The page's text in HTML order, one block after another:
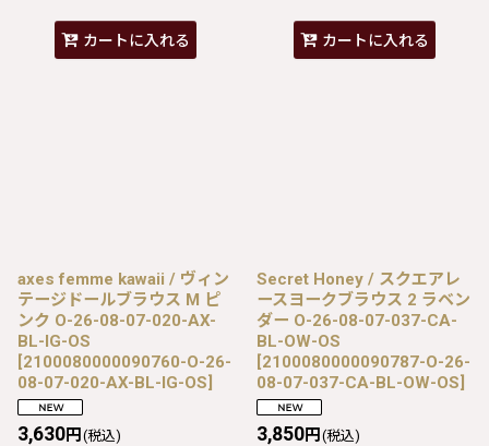
カートに入れる カートに入れる
axes femme kawaii / ヴィン
テージドールブラウス M ピ
ンク O-26-08-07-020-AX-
BL-IG-OS
[2100080000090760-O-26-
08-07-020-AX-BL-IG-OS]
3,630円 (税込)
Secret Honey / スクエアレ
ースヨークブラウス 2 ラベン
ダー O-26-08-07-037-CA-
BL-OW-OS
[2100080000090787-O-26-
08-07-037-CA-BL-OW-OS]
3,850円 (税込)